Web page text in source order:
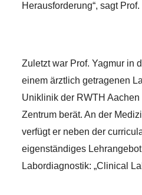
Herausforderung“, sagt Prof.
Zuletzt war Prof. Yagmur in
einem ärztlich getragenen
Uniklinik der RWTH
Zentrum berät. An der
verfügt er neben der
eigenständiges
Labordiagnostik: „Clinical